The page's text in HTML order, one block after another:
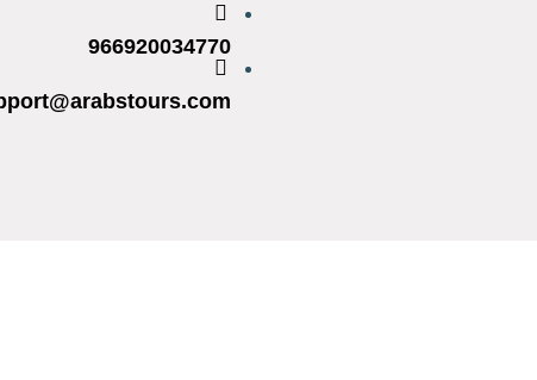
966920034770